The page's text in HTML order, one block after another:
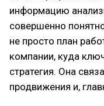
информацию
совершенно
не просто план
компании, куда
стратегия. Она
продвижения и,